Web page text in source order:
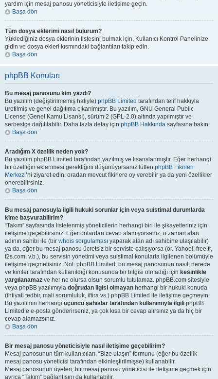
yardım için mesaj panosu yöneticisiyle iletişime geçin.
Başa dön
Tüm dosya eklerimi nasıl bulurum?
Yüklediğiniz dosya eklerinin listesini bulmak için, Kullanıcı Kontrol Panelinize
gidin ve dosya ekleri kısmındaki bağlantıları takip edin.
Başa dön
phpBB Konuları
Bu mesaj panosunu kim yazdı?
Bu yazılım (değiştirilmemiş haliyle) phpBB Limited tarafından telif hakkıyla
üretilmiş ve genel dağıtıma çıkarılmıştır. Bu yazılım, GNU General Public
License (Genel Kamu Lisansı), sürüm 2 (GPL-2.0) altında yapılmıştır ve
serbestçe dağıtılabilir. Daha fazla detay için phpBB Hakkında sayfasına bakın.
Başa dön
Aradığım X özellik neden yok?
Bu yazılım phpBB Limited tarafından yazılmış ve lisanslanmıştır. Eğer herhangi
bir özelliğin eklenmesi gerektiğini düşünüyorsanız lütfen phpBB Fikirleri
Merkezi’ni ziyaret edin, oradan mevcut fikirlere oy verebilir ya da yeni özellikler
önerebilirsiniz.
Başa dön
Bu mesaj panosuyla ilgili hukuki sorunlar için veya suistimal durumlarda
kime başvurabilirim?
“Takım” sayfasında listelenmiş yöneticilerin herhangi biri ile şikayetleriniz için
iletişime geçebilirsiniz. Eğer onlardan cevap alamıyorsanız, o zaman alan
adının sahibi ile (bir whois sorgulaması yaparak alan adı sahibine ulaşılabilir)
ya da, eğer bu mesaj panosu ücretsiz bir serviste çalışıyorsa (ör. Yahoo!, free.fr,
f2s.com, v.b.), bu servisin yönetimi veya suistimal konularla ilgilenen bölümüyle
iletişime geçmelisiniz. Not: phpBB Limited, bu mesaj panosunun nasıl, nerede
ve kimler tarafından kullanıldığı konusunda bir bilgisi olmadığı için kesinlikle
yargılanamaz ve her ne olursa olsun sorumlu tutulamaz. phpBB.com sitesiyle
veya phpBB yazılımıyla doğrudan ilgisi olmayan herhangi bir hukuki konuda
(ihtiyati tedbir, mali sorumluluk, iftira vs.) phpBB Limited ile iletişime geçmeyin.
Bu yazılımın herhangi üçüncü şahıslar tarafından kullanımıyla ilgili phpBB
Limited’e e-posta gönderirseniz, ya çok kısa bir cevap alırsınız ya da hiç bir
cevap alamazsınız.
Başa dön
Bir mesaj panosu yöneticisiyle nasıl iletişime geçebilirim?
Mesaj panosunun tüm kullanıcıları, “Bize ulaşın” formunu (eğer bu özellik
mesaj panosu yöneticisi tarafından etkinleştirilmişse) kullanabilir.
Mesaj panosunun üyeleri, bir mesaj panosu yöneticisi ile iletişime geçmek için
ayrıca “Takım” bağlantısını da kullanabilir.